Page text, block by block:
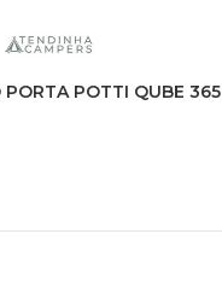
POTTI QUBE 365